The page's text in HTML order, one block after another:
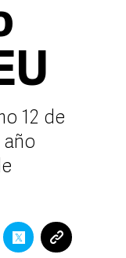
12 de